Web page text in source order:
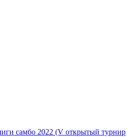
самбо 2022 (V открытый турнир